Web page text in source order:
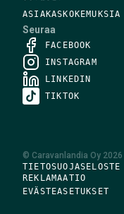
ASIAKASKOKEMUKSIA
Seuraa
FACEBOOK
INSTAGRAM
LINKEDIN
TIKTOK
© Caravanlandia Oy 2026
TIETOSUOJASELOSTE
REKLAMAATIO
EVÄSTEASETUKSET